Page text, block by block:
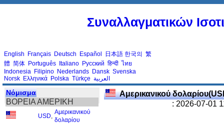
Συναλλαγματικών
English Français Deutsch Español 日本語 한국의 繁
體 简体 Português Italiano Русский हिन्दी ไทย
Indonesia Filipino Nederlands Dansk Svenska
Norsk Ελληνικά Polska Türkçe العربية
Νόμισμα
ΒΟΡΕΙΑ ΑΜΕΡΙΚΗ
USD
Αμερικανικού
δολαρίου
Αμερικανικού
: 2026-07-01